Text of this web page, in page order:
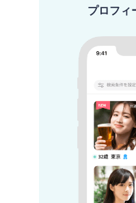
プロフィ